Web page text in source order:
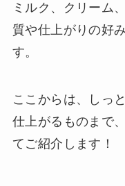
ミルク、クリーム
質や仕上がりの好
す。
ここからは、しっ
仕上がるものまで
てご紹介します！